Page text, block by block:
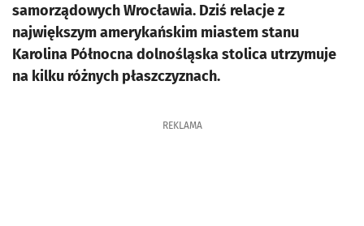
samorządowych Wrocławia. Dziś relacje z
największym amerykańskim miastem stanu
Karolina Północna dolnośląska stolica utrzymuje
na kilku różnych płaszczyznach.
REKLAMA